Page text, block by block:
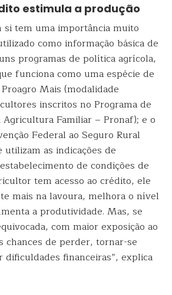
estimula a produção
si tem uma importância muito
como informação básica de
programas de política agrícola,
funciona como uma espécie de
Mais (modalidade
inscritos no Programa de
Familiar – Pronaf); e o
Federal ao Seguro Rural
utilizam as indicações de
de condições de
tem acesso ao crédito, ele
mais na lavoura, melhora o nível
a produtividade. Mas, se
com maior exposição ao
chances de perder, tornar-se
financeiras”, explica